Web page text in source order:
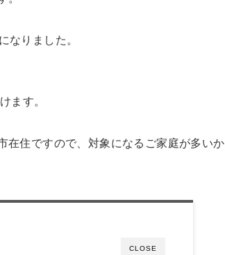
なりました。
ます。
在住ですので、対象になるご家庭が多いか
CLOSE